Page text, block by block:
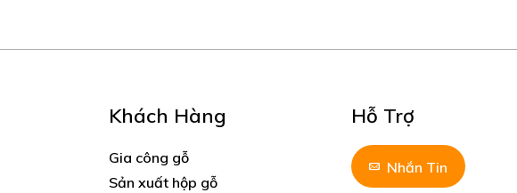
Khách Hàng
Gia công gỗ
Sản xuất hộp gỗ
Hỗ Trợ
Nhắn Tin